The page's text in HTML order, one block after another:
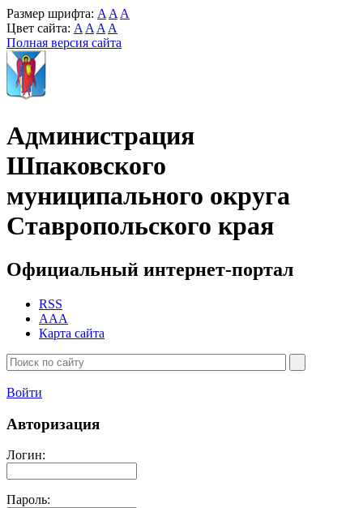
Размер шрифта: A A A
Цвет сайта: A A A A
Полная версия сайта
Администрация
Шпаковского
муниципального округа
Ставропольского края
Официальный интернет-портал
RSS
AAA
Карта сайта
Войти
Авторизация
Логин:
Пароль: